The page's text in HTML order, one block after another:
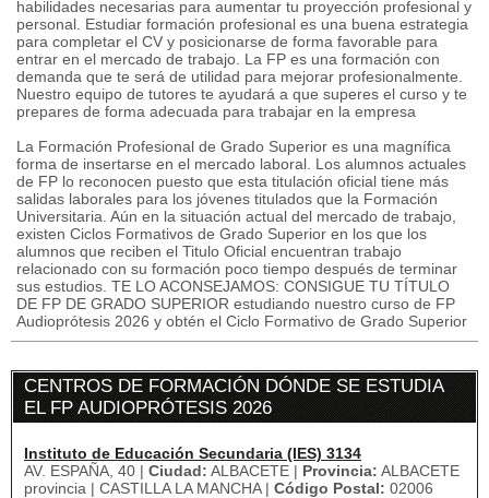
habilidades necesarias para aumentar tu proyección profesional y
personal. Estudiar formación profesional es una buena estrategia
para completar el CV y posicionarse de forma favorable para
entrar en el mercado de trabajo. La FP es una formación con
demanda que te será de utilidad para mejorar profesionalmente.
Nuestro equipo de tutores te ayudará a que superes el curso y te
prepares de forma adecuada para trabajar en la empresa
La Formación Profesional de Grado Superior es una magnífica
forma de insertarse en el mercado laboral. Los alumnos actuales
de FP lo reconocen puesto que esta titulación oficial tiene más
salidas laborales para los jóvenes titulados que la Formación
Universitaria. Aún en la situación actual del mercado de trabajo,
existen Ciclos Formativos de Grado Superior en los que los
alumnos que reciben el Titulo Oficial encuentran trabajo
relacionado con su formación poco tiempo después de terminar
sus estudios. TE LO ACONSEJAMOS: CONSIGUE TU TÍTULO
DE FP DE GRADO SUPERIOR estudiando nuestro curso de FP
Audioprótesis 2026 y obtén el Ciclo Formativo de Grado Superior
CENTROS DE FORMACIÓN DÓNDE SE ESTUDIA
EL FP AUDIOPRÓTESIS 2026
Instituto de Educación Secundaria (IES) 3134
AV. ESPAÑA, 40 | Ciudad: ALBACETE | Provincia: ALBACETE
provincia | CASTILLA LA MANCHA | Código Postal: 02006